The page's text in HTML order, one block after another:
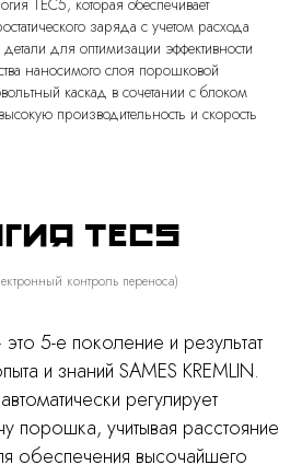
TEC5, которая обеспечивает
заряда с учетом расхода
для оптимизации эффективности
наносимого слоя порошковой
каскад в сочетании с блоком
производительность и скорость
TEC5
контроль переноса)
5-е поколение и результат
и знаний SAMES KREMLIN.
регулирует
порошка, учитывая расстояние
обеспечения высочайшего